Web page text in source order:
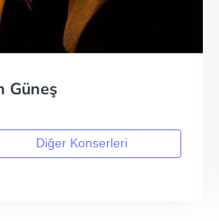
Güneş
Diğer Konserleri